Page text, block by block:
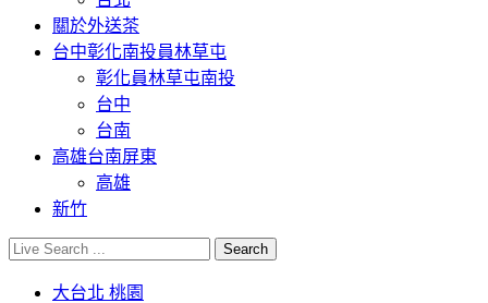
關於外送茶
台中彰化南投員林草屯
彰化員林草屯南投
台中
台南
高雄台南屏東
高雄
新竹
大台北 桃園